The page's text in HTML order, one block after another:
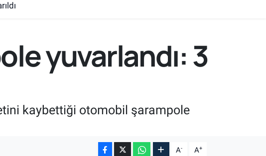
yuvarlandı: 3
kaybettiği otomobil şarampole
A- A+